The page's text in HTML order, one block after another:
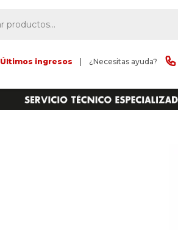
Últimos ingresos ¿Necesitas ayuda?